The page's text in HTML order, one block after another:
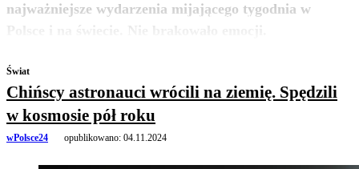
najważniejsze wydarzenia mijającego tygodnia w
Polsce i na świecie. Nie brakowało emocji.
zobacz więcej
Świat
Chińscy astronauci wrócili na ziemię. Spędzili
w kosmosie pół roku
wPolsce24 opublikowano: 04.11.2024